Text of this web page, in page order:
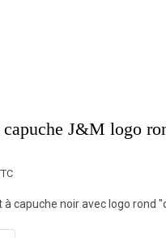
capuche J&M logo
capuche noir avec logo rond